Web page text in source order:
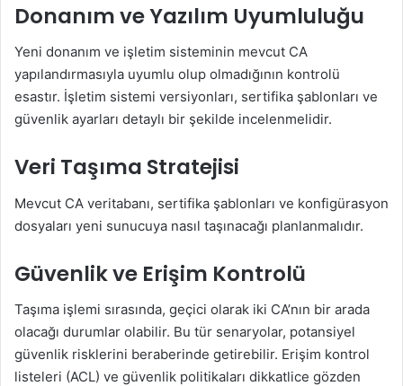
Donanım ve Yazılım Uyumluluğu
Yeni donanım ve işletim sisteminin mevcut CA
yapılandırmasıyla uyumlu olup olmadığının kontrolü
esastır. İşletim sistemi versiyonları, sertifika şablonları ve
güvenlik ayarları detaylı bir şekilde incelenmelidir.
Veri Taşıma Stratejisi
Mevcut CA veritabanı, sertifika şablonları ve konfigürasyon
dosyaları yeni sunucuya nasıl taşınacağı planlanmalıdır.
Güvenlik ve Erişim Kontrolü
Taşıma işlemi sırasında, geçici olarak iki CA’nın bir arada
olacağı durumlar olabilir. Bu tür senaryolar, potansiyel
güvenlik risklerini beraberinde getirebilir. Erişim kontrol
listeleri (ACL) ve güvenlik politikaları dikkatlice gözden